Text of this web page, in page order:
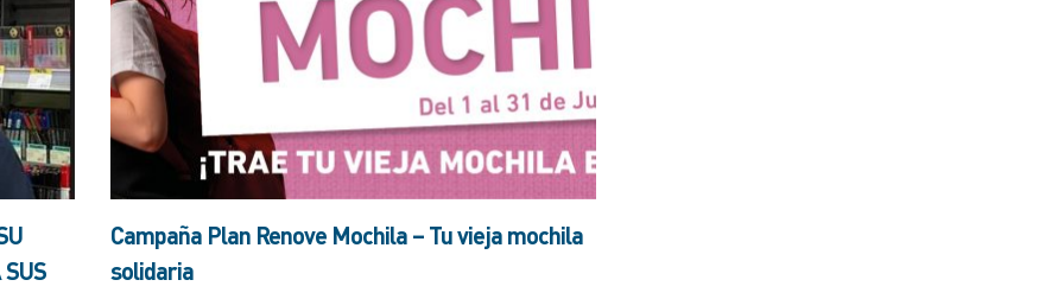
Campaña Plan Renove Mochila – Tu vieja mochila
solidaria